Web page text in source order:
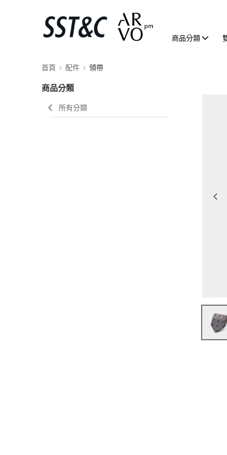
商品分類
首頁 配件 領帶
商品分類
所有分類